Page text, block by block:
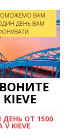
ОТ 1500
KIEVE